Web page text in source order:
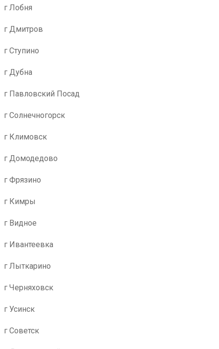
г Лобня
г Дмитров
г Ступино
г Дубна
г Павловский Посад
г Солнечногорск
г Климовск
г Домодедово
г Фрязино
г Кимры
г Видное
г Ивантеевка
г Лыткарино
г Черняховск
г Усинск
г Советск